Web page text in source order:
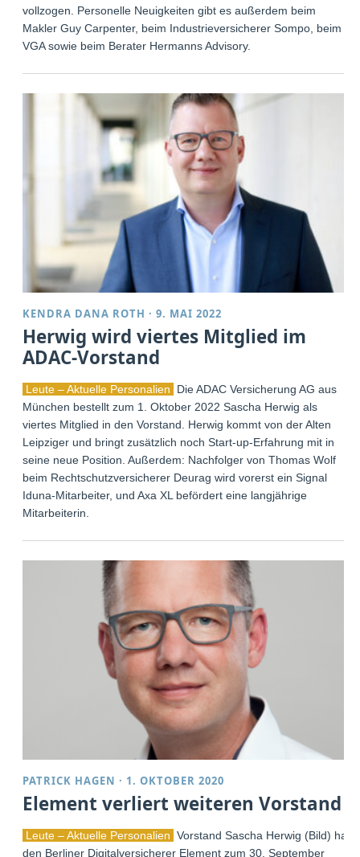
vollzogen. Personelle Neuigkeiten gibt es außerdem beim
Makler Guy Carpenter, beim Industrieversicherer Sompo, beim
VGA sowie beim Berater Hermanns Advisory.
KENDRA DANA ROTH ·9. MAI 2022
Herwig wird viertes Mitglied im
ADAC-Vorstand
Leute – Aktuelle Personalien
Die ADAC Versicherung AG aus
München bestellt zum 1. Oktober 2022 Sascha Herwig als
viertes Mitglied in den Vorstand. Herwig kommt von der Alten
Leipziger und bringt zusätzlich noch Start-up-Erfahrung mit in
seine neue Position. Außerdem: Nachfolger von Thomas Wolf
beim Rechtschutzversicherer Deurag wird vorerst ein Signal
Iduna-Mitarbeiter, und Axa XL befördert eine langjährige
Mitarbeiterin.
PATRICK HAGEN · 1. OKTOBER 2020
Element verliert weiteren Vorstand
Leute – Aktuelle Personalien Vorstand Sascha Herwig (Bild) hat
den Berliner Digitalversicherer Element zum 30. September